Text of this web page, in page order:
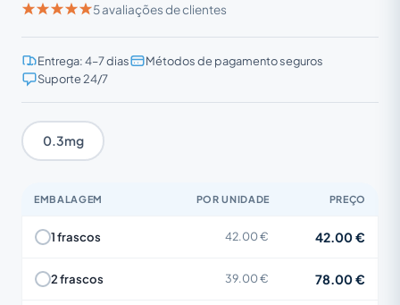
5 avaliações de clientes
Entrega: 4–7 dias
Métodos de pagamento seguros
Suporte 24/7
0.3mg
EMBALAGEM POR UNIDADE PREÇO
1 frascos 42.00 € 42.00 €
2 frascos 39.00 € 78.00 €